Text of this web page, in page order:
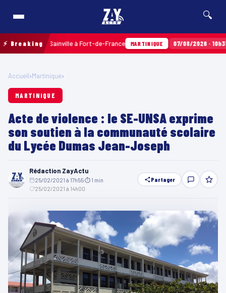
🔍
⚡ Breaking
Terres Sainville à Fort-de-France MARTINIQUE 07/08/2026 · 10h35
Accueil›Martinique›
MARTINIQUE
Acte de violence : le SE-UNSA exprime
son soutien à la communauté scolaire
du Lycée Dumas Jean-Joseph
Rédaction ZayActu
25/02/2021 à 17h55⏱ 1 min
25/02/2021 à 14h00
Partager